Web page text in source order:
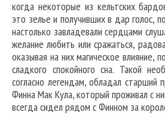
когда некоторые из кельтских
это зелье и получивших в дар голос,
настолько завладевали сердцами
желание любить или сражаться,
оказывая на них магическое влияние,
сладкого спокойного сна. Такой
согласно легендам, обладал старший
Финна Мак Кула, который проживал с
всегда сидел рядом с Финном за